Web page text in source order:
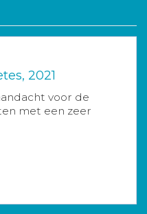
2021
voor de
met een zeer